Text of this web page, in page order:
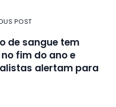
POST
de sangue tem
fim do ano e
alertam para